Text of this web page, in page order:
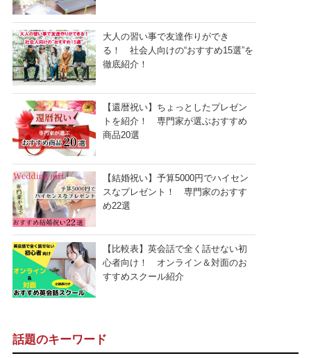
大人の習い事で友達作りができ
る！ 社会人向けの“おすすめ15選”を
徹底紹介！
【還暦祝い】ちょっとしたプレゼン
トを紹介！ 専門家が選ぶおすすめ
商品20選
【結婚祝い】予算5000円でハイセン
スなプレゼント！ 専門家のおすす
め22選
【比較表】英会話で全く話せない初
心者向け！ オンライン＆対面のお
すすめスクール紹介
話題のキーワード